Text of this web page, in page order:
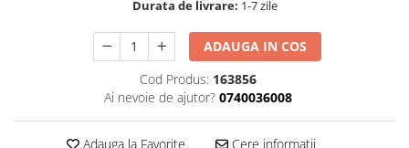
Microfoane de studio
Microfoane de Suprafata
Microfoane de voce si live
Microfoane lavaliera si headset
Microfoane podcast, USB, iOS /
Android
Microfoane pt Camere Video
Durata de livrare: 1-7 zile
ADAUGA IN COS
Cod Produs: 163856
Ai nevoie de ajutor? 0740036008
Adauga la Favorite Cere informatii